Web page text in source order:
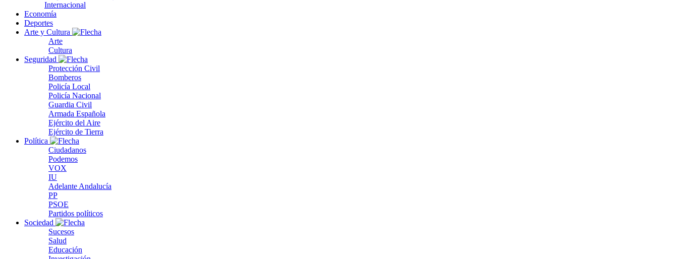
Internacional
Economía
Deportes
Arte y Cultura
Arte
Cultura
Seguridad
Protección Civil
Bomberos
Policía Local
Policía Nacional
Guardia Civil
Armada Española
Ejército del Aire
Ejército de Tierra
Política
Ciudadanos
Podemos
VOX
IU
Adelante Andalucía
PP
PSOE
Partidos políticos
Sociedad
Sucesos
Salud
Educación